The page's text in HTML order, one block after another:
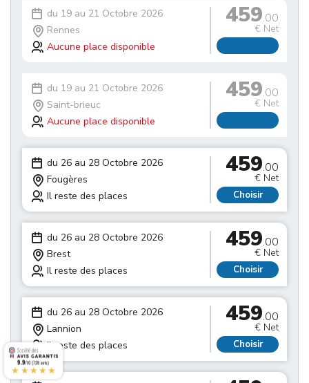
du 19 au 21 Octobre 2026
Rennes
Aucune place disponible
459.00
€ Net
du 19 au 21 Octobre 2026
Saint-brieuc
Aucune place disponible
459.00
€ Net
du 26 au 28 Octobre 2026
Fougères
Il reste des places
459.00
€ Net
Choisir
du 26 au 28 Octobre 2026
Brest
Il reste des places
459.00
€ Net
Choisir
du 26 au 28 Octobre 2026
Lannion
Il reste des places
459.00
€ Net
Choisir
9.9/10 (728 avis)
★★★★★